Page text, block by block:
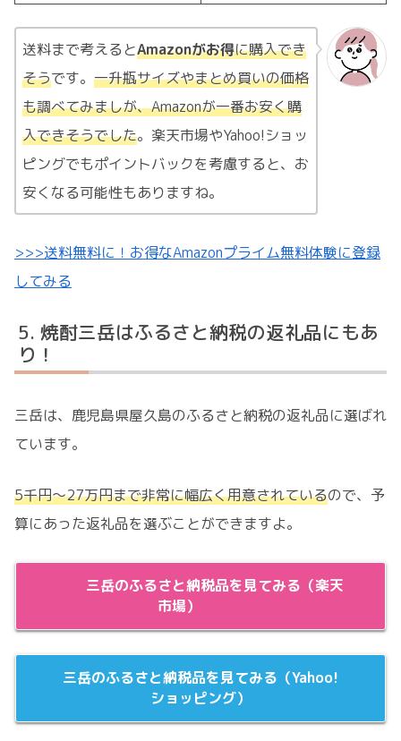
送料まで考えるとAmazonがお得に購入でき
そうです。 一升瓶サイズやまとめ買いの価格
も調べてみましが、Amazonが一番お安く購
入できそうでした。楽天市場やYahoo!ショッ
ピングでもポイントバックを考慮すると、お
安くなる可能性もありますね。
>>>送料無料に！お得なAmazonプライム無料体験に登録
してみる
焼酎三岳はふるさと納税の返礼品にもあ
り！
三岳は、鹿児島県屋久島のふるさと納税の返礼品に選ばれ
ています。
5千円～27万円まで非常に幅広く用意されているので、予
算にあった返礼品を選ぶことができますよ。
三岳のふるさと納税品を見てみる（楽天
市場）
三岳のふるさと納税品を見てみる（Yahoo!
ショッピング）